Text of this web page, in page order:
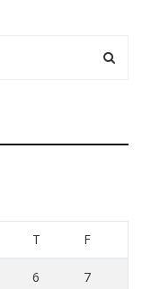
T F
6 7